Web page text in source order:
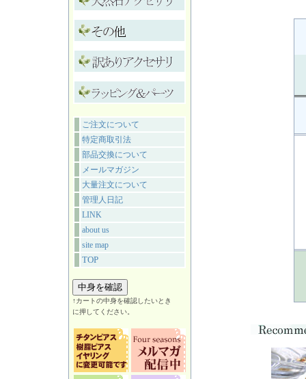
ご注文について
特定商取引法
部品交換について
メールマガジン
大量注文について
管理人日記
LINK
about us
site map
TOP
↑カートの中身を確認したいとき
に押してください。